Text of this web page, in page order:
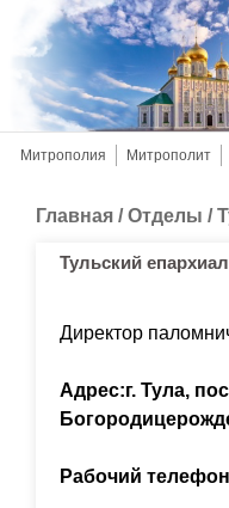
Митрополия Митрополит
Главная /Отделы /
Тульский
Директор
Адрес:г. Тула,
Рабочий